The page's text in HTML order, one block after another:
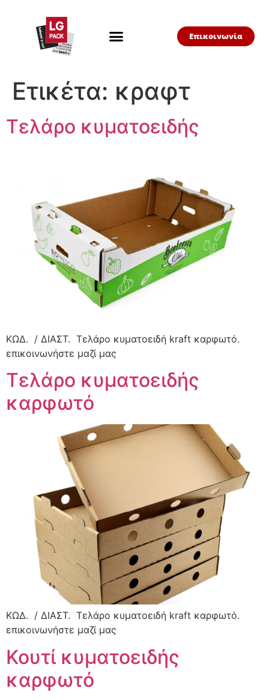
Επικοινωνία
Ετικέτα: κραφτ
Τελάρο κυματοειδής
ΚΩΔ. / ΔΙΑΣΤ. Τελάρο κυματοειδή kraft καρφωτό.
επικοινωνήστε μαζί μας
Τελάρο κυματοειδής
καρφωτό
ΚΩΔ. / ΔΙΑΣΤ. Τελάρο κυματοειδή kraft καρφωτό.
επικοινωνήστε μαζί μας
Κουτί κυματοειδής
καρφωτό